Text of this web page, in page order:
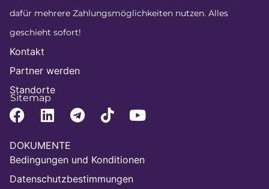
dafür mehrere Zahlungsmöglichkeiten nutzen. Alles
geschieht sofort!
Kontakt
Partner werden
Standorte
Sitemap
DOKUMENTE
Bedingungen und Konditionen
Datenschutzbestimmungen